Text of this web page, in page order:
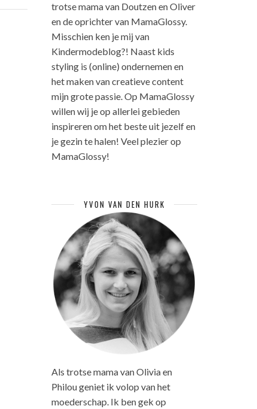
trotse mama van Doutzen en Oliver
en de oprichter van MamaGlossy.
Misschien ken je mij van
Kindermodeblog?! Naast kids
styling is (online) ondernemen en
het maken van creatieve content
mijn grote passie. Op MamaGlossy
willen wij je op allerlei gebieden
inspireren om het beste uit jezelf en
je gezin te halen! Veel plezier op
MamaGlossy!
YVON VAN DEN HURK
Als trotse mama van Olivia en
Philou geniet ik volop van het
moederschap. Ik ben gek op